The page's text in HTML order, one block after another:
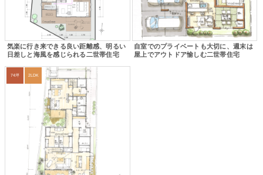
気楽に行き来できる良い距離感、明るい
日差しと海風を感じられる二世帯住宅
自室でのプライベートも大切に、週末は
屋上でアウトドア愉しむ二世帯住宅
74坪 2LDK